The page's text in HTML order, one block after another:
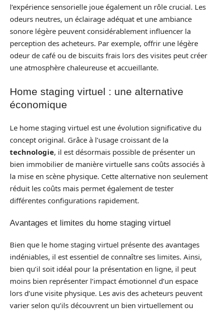
l’expérience sensorielle joue également un rôle crucial. Les
odeurs neutres, un éclairage adéquat et une ambiance
sonore légère peuvent considérablement influencer la
perception des acheteurs. Par exemple, offrir une légère
odeur de café ou de biscuits frais lors des visites peut créer
une atmosphère chaleureuse et accueillante.
Home staging virtuel : une alternative
économique
Le home staging virtuel est une évolution significative du
concept original. Grâce à l’usage croissant de la
technologie, il est désormais possible de présenter un
bien immobilier de manière virtuelle sans coûts associés à
la mise en scène physique. Cette alternative non seulement
réduit les coûts mais permet également de tester
différentes configurations rapidement.
Avantages et limites du home staging virtuel
Bien que le home staging virtuel présente des avantages
indéniables, il est essentiel de connaître ses limites. Ainsi,
bien qu’il soit idéal pour la présentation en ligne, il peut
moins bien représenter l’impact émotionnel d’un espace
lors d’une visite physique. Les avis des acheteurs peuvent
varier selon qu’ils découvrent un bien virtuellement ou